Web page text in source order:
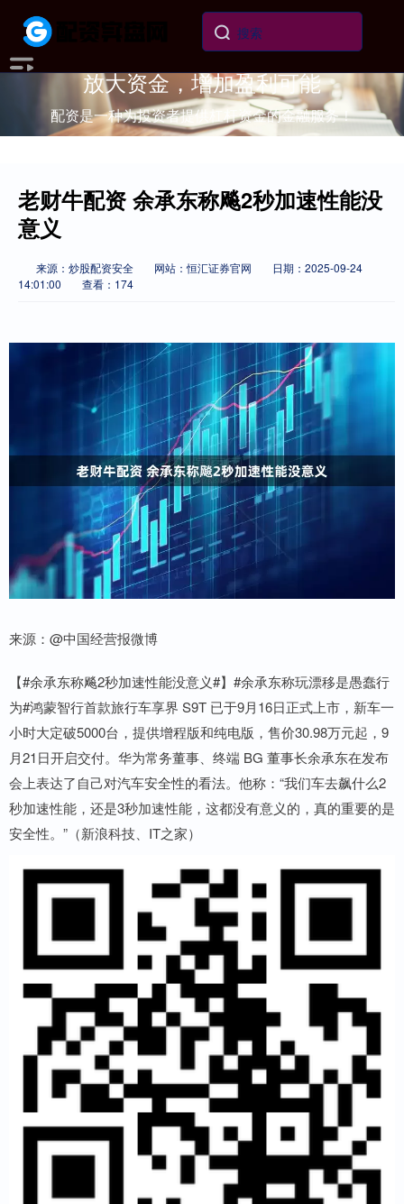
放大资金，增加盈利可能
配资是一种为投资者提供杠杆资金的金融服务！
老财牛配资 余承东称飚2秒加速性能没
意义
来源：炒股配资安全 网站：恒汇证券官网
日期：2025-09-24
14:01:00
查看：174
来源：@中国经营报微博
【#余承东称飚2秒加速性能没意义#】#余承东称玩漂移是愚蠢行
为#鸿蒙智行首款旅行车享界 S9T 已于9月16日正式上市，新车一
小时大定破5000台，提供增程版和纯电版，售价30.98万元起，9
月21日开启交付。华为常务董事、终端 BG 董事长余承东在发布
会上表达了自己对汽车安全性的看法。他称：“我们车去飙什么2
秒加速性能，还是3秒加速性能，这都没有意义的，真的重要的是
安全性。”（新浪科技、IT之家）